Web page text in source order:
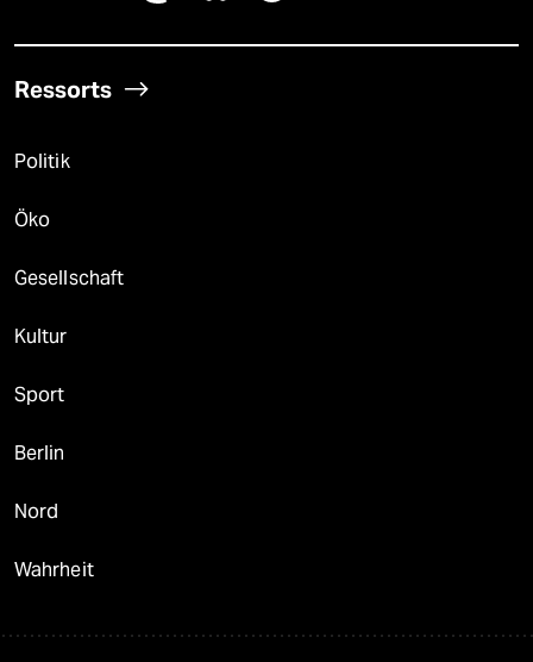
Ressorts
Politik
Öko
Gesellschaft
Kultur
Sport
Berlin
Nord
Wahrheit